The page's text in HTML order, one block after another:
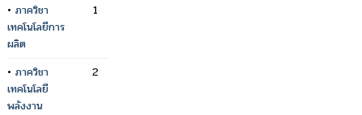
• ภาควิชา
เทคโนโลยีการ
ผลิต
1
• ภาควิชา
เทคโนโลยี
พลังงาน
2